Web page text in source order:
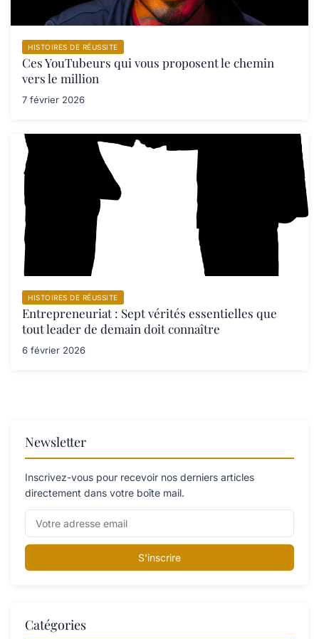
HISTOIRES DE RÉUSSITE
Ces YouTubeurs qui vous proposent le chemin
vers le million
7 février 2026
HISTOIRES DE RÉUSSITE
Entrepreneuriat : Sept vérités essentielles que
tout leader de demain doit connaître
6 février 2026
Newsletter
Inscrivez-vous pour recevoir nos derniers articles
directement dans votre boîte mail.
S'inscrire
Catégories